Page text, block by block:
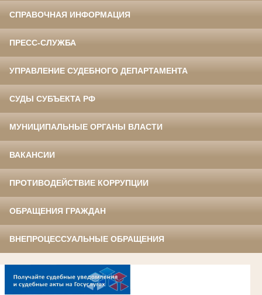
СПРАВОЧНАЯ ИНФОРМАЦИЯ
ПРЕСС-СЛУЖБА
УПРАВЛЕНИЕ СУДЕБНОГО ДЕПАРТАМЕНТА
СУДЫ СУБЪЕКТА РФ
МУНИЦИПАЛЬНЫЕ ОРГАНЫ ВЛАСТИ
ВАКАНСИИ
ПРОТИВОДЕЙСТВИЕ КОРРУПЦИИ
ОБРАЩЕНИЯ ГРАЖДАН
ВНЕПРОЦЕССУАЛЬНЫЕ ОБРАЩЕНИЯ